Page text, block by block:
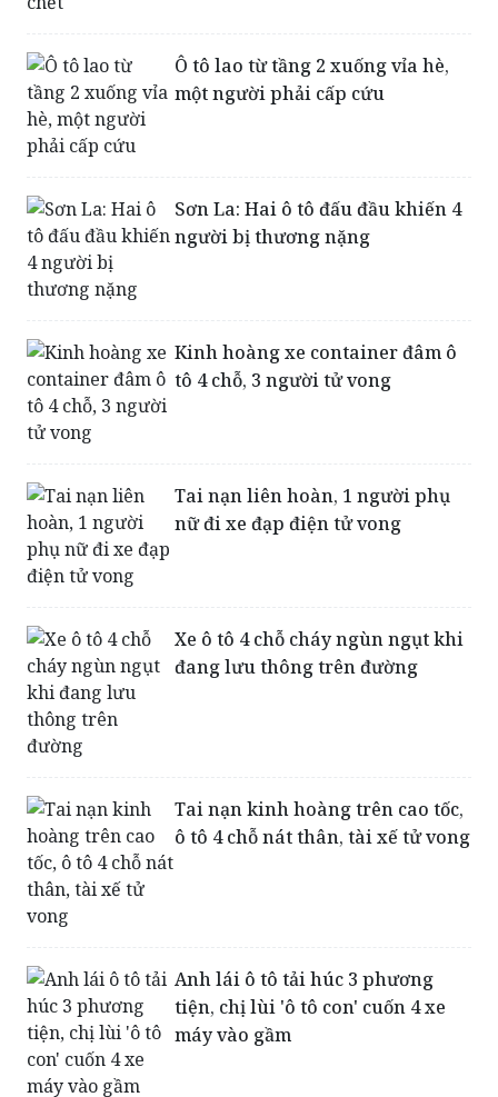
Ô tô lao từ tầng 2 xuống vỉa hè,
một người phải cấp cứu
Sơn La: Hai ô tô đấu đầu khiến 4
người bị thương nặng
Kinh hoàng xe container đâm ô
tô 4 chỗ, 3 người tử vong
Tai nạn liên hoàn, 1 người phụ
nữ đi xe đạp điện tử vong
Xe ô tô 4 chỗ cháy ngùn ngụt khi
đang lưu thông trên đường
Tai nạn kinh hoàng trên cao tốc,
ô tô 4 chỗ nát thân, tài xế tử vong
Anh lái ô tô tải húc 3 phương
tiện, chị lùi 'ô tô con' cuốn 4 xe
máy vào gầm